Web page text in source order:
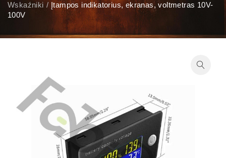
Wskaźniki / Įtampos indikatorius, ekranas, voltmetras 10V-
100V